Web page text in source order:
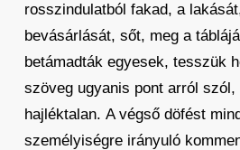
rosszindulatból fakad, a
bevásárlását, sőt, meg a
betámadták egyesek, tesszük
szöveg ugyanis pont arról szól,
hajléktalan. A végső döfést
személyiségre irányuló